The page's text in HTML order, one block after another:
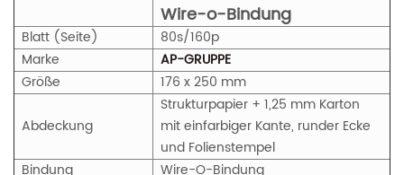
Wire-o-Bindung
Blatt (Seite)
80s/160p
Marke
AP-GRUPPE
Größe
176 x 250 mm
Abdeckung
Strukturpapier + 1,25 mm Karton
mit einfarbiger Kante, runder Ecke
und Folienstempel
Bindung
Wire-O-Bindung